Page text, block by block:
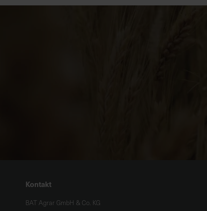
Kontakt
BAT Agrar GmbH & Co. KG